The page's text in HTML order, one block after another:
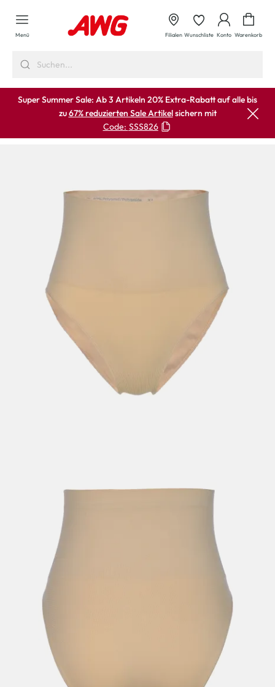
springen
Menü Filialen Wunschliste Konto Warenkorb
Super Summer Sale: Ab 3 Artikeln 20% Extra-Rabatt auf alle bis
zu67% reduzierten Sale Artikelsichern mit
Code: SSS826